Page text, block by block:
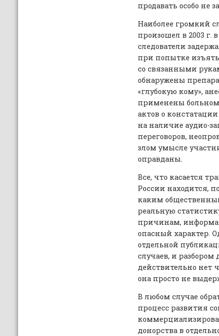
продавать особо не
Наиболее громкий
произошел в 2003 г.
следователи
при попытке
со связанными
обнаружены
«глубокую кому»,
применены
актов о
на наличие аудио-
переговоров,
злом умысле
оправданы.
Все, что касается
России находится,
каким
реальную
причинам,
опасный характер.
отдельной
случаев, и разбором
действительно нет
она просто не
В любом случае
процесс развития
донорства в